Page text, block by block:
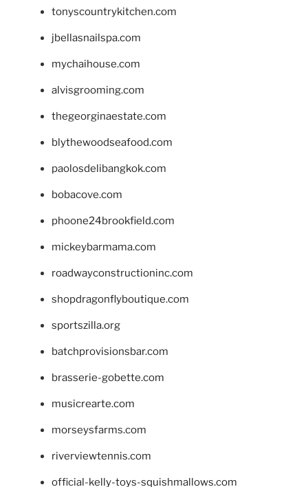
tonyscountrykitchen.com
jbellasnailspa.com
mychaihouse.com
alvisgrooming.com
thegeorginaestate.com
blythewoodseafood.com
paolosdelibangkok.com
bobacove.com
phoone24brookfield.com
mickeybarmama.com
roadwayconstructioninc.com
shopdragonflyboutique.com
sportszilla.org
batchprovisionsbar.com
brasserie-gobette.com
musicrearte.com
morseysfarms.com
riverviewtennis.com
official-kelly-toys-squishmallows.com